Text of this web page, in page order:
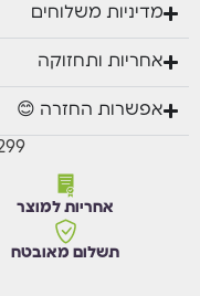
מדיניות משלוחים
אחריות ותחזוקה
אפשרות החזרה 😊
אחריות למוצר
תשלום מאובטח